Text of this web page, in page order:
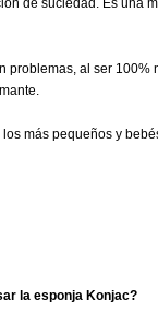
de suciedad. Es una
problemas, al ser 100%
los más pequeños y
la esponja Konjac?